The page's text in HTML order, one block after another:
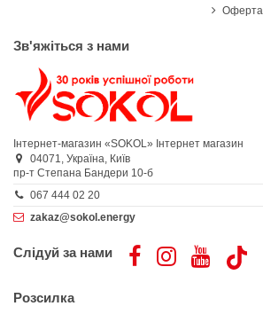
Оферта
Зв'яжіться з нами
Інтернет-магазин «SOKOL» Інтернет магазин
04071, Україна, Київ
пр-т Степана Бандери 10-б
067 444 02 20
zakaz@sokol.energy
Слідуй за нами
Розсилка